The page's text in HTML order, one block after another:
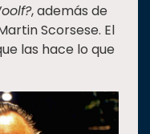
, además de
Scorsese. El
las hace lo que